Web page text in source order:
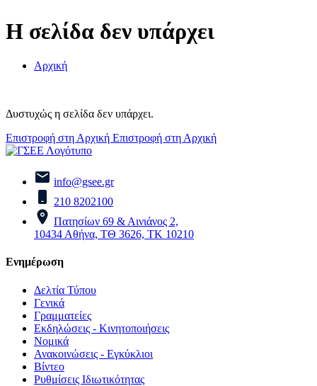
Η σελίδα δεν υπάρχει
Αρχική
Δυστυχώς η σελίδα δεν υπάρχει.
Επιστροφή στη Αρχική Επιστροφή στη Αρχική
info@gsee.gr
210 8202100
Πατησίων 69 & Αινιάνος 2,
10434 Αθήνα, ΤΘ 3626, ΤΚ 10210
Ενημέρωση
Δελτία Τύπου
Γενικά
Γραμματείες
Εκδηλώσεις - Κινητοποιήσεις
Νομικά
Ανακοινώσεις - Εγκύκλιοι
Βίντεο
Ρυθμίσεις Ιδιωτικότητας